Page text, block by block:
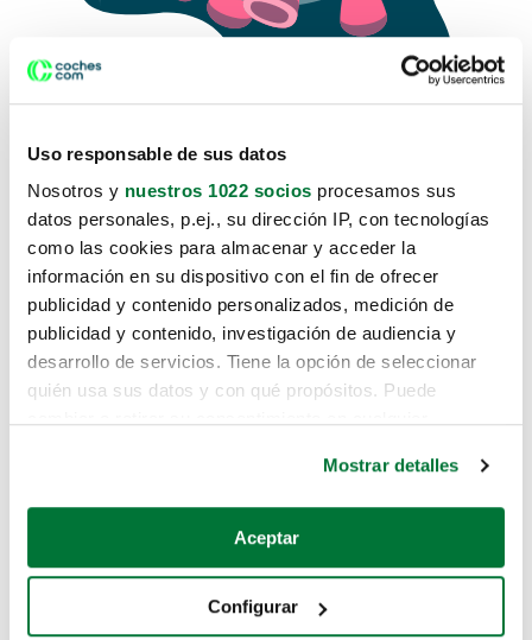
Uso responsable de sus datos
Nosotros y nuestros 1022 socios procesamos sus
datos personales, p.ej., su dirección IP, con tecnologías
como las cookies para almacenar y acceder la
información en su dispositivo con el fin de ofrecer
publicidad y contenido personalizados, medición de
publicidad y contenido, investigación de audiencia y
desarrollo de servicios. Tiene la opción de seleccionar
quién usa sus datos y con qué propósitos. Puede
Si lo permite, también quisiéramos:
Recopilar información sobre su ubicación geográfica
Identificar su dispositivo analizándolo activamente
Mostrar detalles
Aceptar
Configurar
Lo sentimos, no sabemos como
te hemos traido hasta aquí.
Pero puedes encontrar el coche que estás
buscando en alguno de estos enlaces:
Coches de segunda mano
Coches de km0